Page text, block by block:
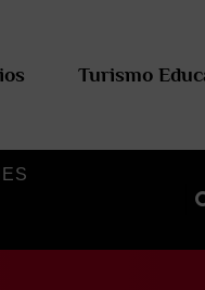
Turismo